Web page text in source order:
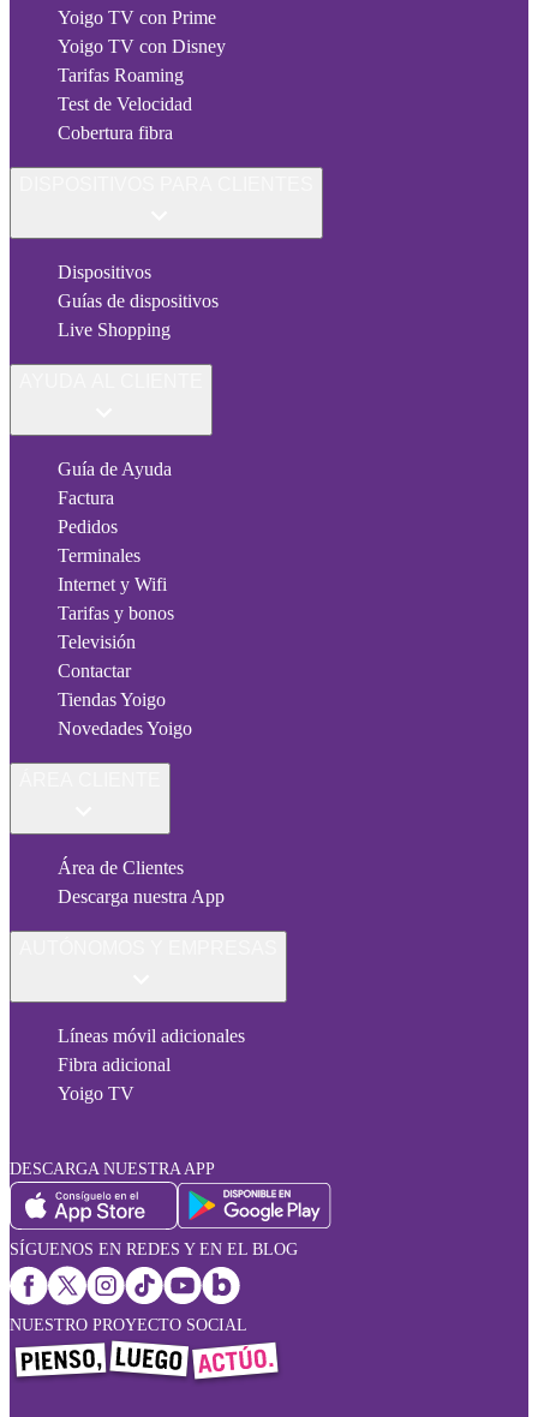
Yoigo TV con Prime
Yoigo TV con Disney
Tarifas Roaming
Test de Velocidad
Cobertura fibra
Dispositivos
Guías de dispositivos
Live Shopping
Guía de Ayuda
Factura
Pedidos
Terminales
Internet y Wifi
Tarifas y bonos
Televisión
Contactar
Tiendas Yoigo
Novedades Yoigo
Área de Clientes
Descarga nuestra App
Líneas móvil adicionales
Fibra adicional
Yoigo TV
DESCARGA NUESTRA APP
SÍGUENOS EN REDES Y EN EL BLOG
NUESTRO PROYECTO SOCIAL